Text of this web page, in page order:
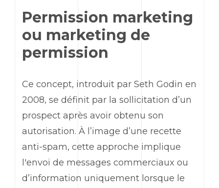
Permission marketing
ou marketing de
permission
Ce concept, introduit par Seth Godin en
2008, se définit par la sollicitation d’un
prospect après avoir obtenu son
autorisation. À l’image d’une recette
anti-spam, cette approche implique
l'envoi de messages commerciaux ou
d’information uniquement lorsque le